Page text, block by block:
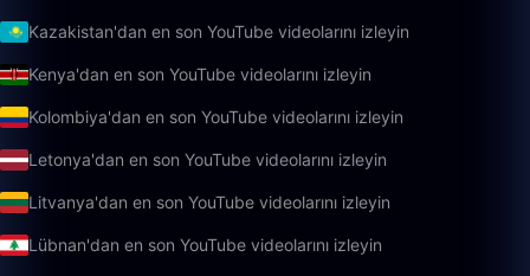
Kazakistan'dan en son YouTube videolarını izleyin
Kenya'dan en son YouTube videolarını izleyin
Kolombiya'dan en son YouTube videolarını izleyin
Letonya'dan en son YouTube videolarını izleyin
Litvanya'dan en son YouTube videolarını izleyin
Lübnan'dan en son YouTube videolarını izleyin